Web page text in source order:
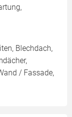
Blechdach,
/ Fassade,